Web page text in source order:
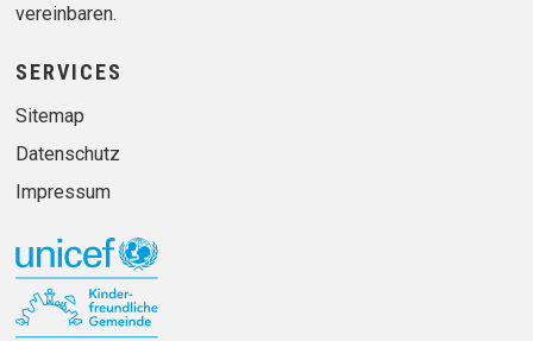
vereinbaren.
SERVICES
Sitemap
Datenschutz
Impressum